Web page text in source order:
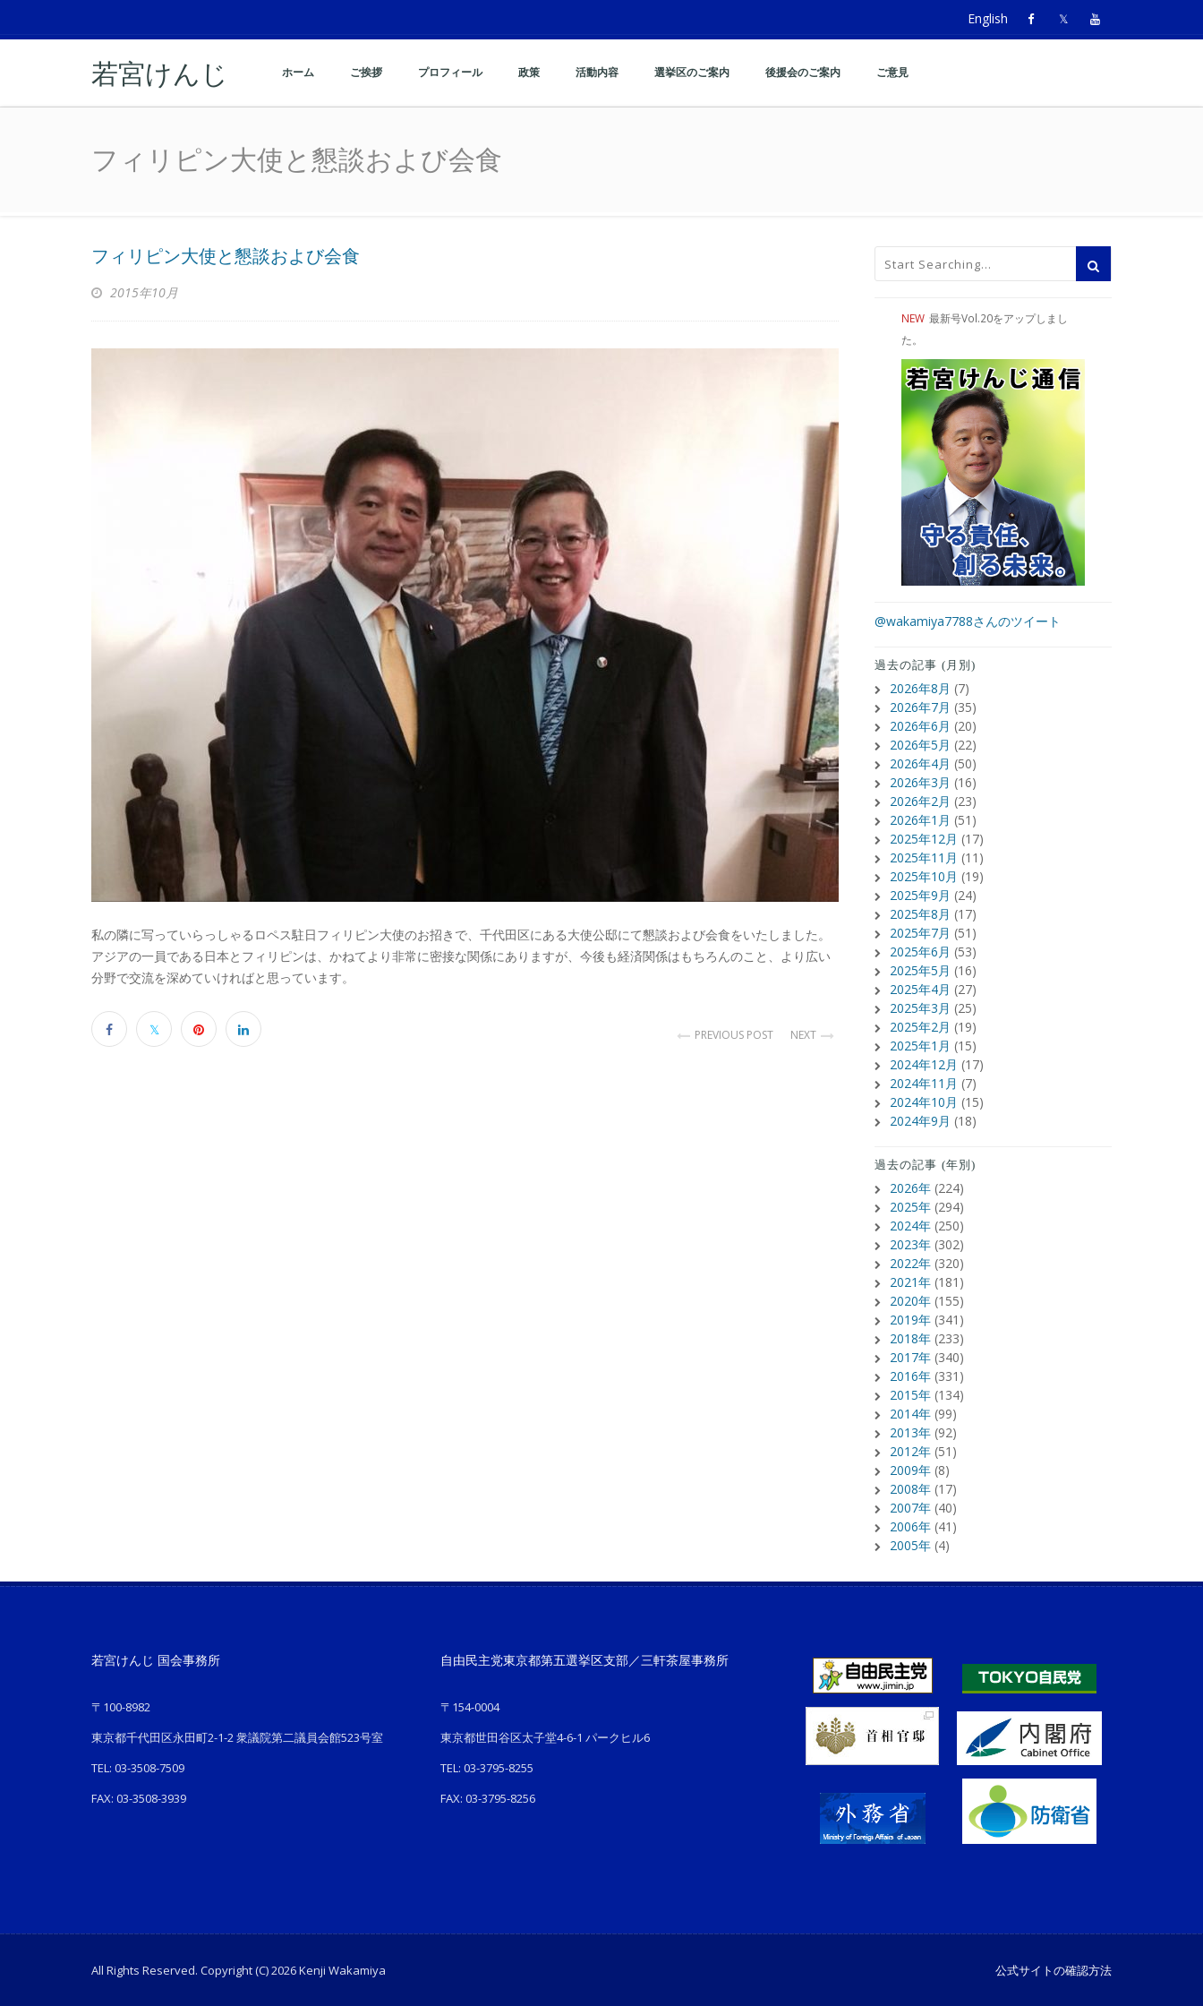
English
若宮けんじ ホーム ご挨拶 プロフィール 政策 活動内容 選挙区のご案内 後援会のご案内 ご意見
フィリピン大使と懇談および会食
フィリピン大使と懇談および会食
2015年10月
私の隣に写っていらっしゃるロペス駐日フィリピン大使のお招きで、千代田区にある大使公邸にて懇談および会食をいたしました。
アジアの一員である日本とフィリピンは、かねてより非常に密接な関係にありますが、今後も経済関係はもちろんのこと、より広い
分野で交流を深めていければと思っています。
PREVIOUS POST NEXT
NEW 最新号Vol.20をアップしまし
た。
@wakamiya7788さんのツイート
過去の記事 (月別)
2026年8月 (7)
2026年7月 (35)
2026年6月 (20)
2026年5月 (22)
2026年4月 (50)
2026年3月 (16)
2026年2月 (23)
2026年1月 (51)
2025年12月 (17)
2025年11月 (11)
2025年10月 (19)
2025年9月 (24)
2025年8月 (17)
2025年7月 (51)
2025年6月 (53)
2025年5月 (16)
2025年4月 (27)
2025年3月 (25)
2025年2月 (19)
2025年1月 (15)
2024年12月 (17)
2024年11月 (7)
2024年10月 (15)
2024年9月 (18)
過去の記事 (年別)
2026年 (224)
2025年 (294)
2024年 (250)
2023年 (302)
2022年 (320)
2021年 (181)
2020年 (155)
2019年 (341)
2018年 (233)
2017年 (340)
2016年 (331)
2015年 (134)
2014年 (99)
2013年 (92)
2012年 (51)
2009年 (8)
2008年 (17)
2007年 (40)
2006年 (41)
2005年 (4)
若宮けんじ 国会事務所
〒100-8982
東京都千代田区永田町2-1-2 衆議院第二議員会館523号室
TEL: 03-3508-7509
FAX: 03-3508-3939
自由民主党東京都第五選挙区支部／三軒茶屋事務所
〒154-0004
東京都世田谷区太子堂4-6-1 パークヒル6
TEL: 03-3795-8255
FAX: 03-3795-8256
All Rights Reserved. Copyright (C) 2026 Kenji Wakamiya 公式サイトの確認方法